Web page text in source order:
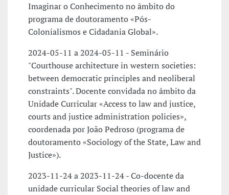
Imaginar o Conhecimento no âmbito do
programa de doutoramento «Pós-
Colonialismos e Cidadania Global».
2024-05-11 a 2024-05-11 - Seminário
"Courthouse architecture in western societies:
between democratic principles and neoliberal
constraints". Docente convidada no âmbito da
Unidade Curricular «Access to law and justice,
courts and justice administration policies»,
coordenada por João Pedroso (programa de
doutoramento «Sociology of the State, Law and
Justice»).
2023-11-24 a 2023-11-24 - Co-docente da
unidade curricular Social theories of law and